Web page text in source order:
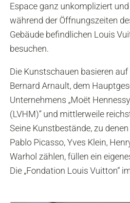
Espace ganz unkompliziert
während der Öffnungszeiten
Gebäude befindlichen Louis
besuchen.
Die Kunstschauen basieren
Bernard Arnault, dem
Unternehmens „Moët
(LVHM)“ und mittlerweile
Seine Kunstbestände, zu
Pablo Picasso, Yves Klein,
Warhol zählen, füllen ein
Die „Fondation Louis Vuitton“